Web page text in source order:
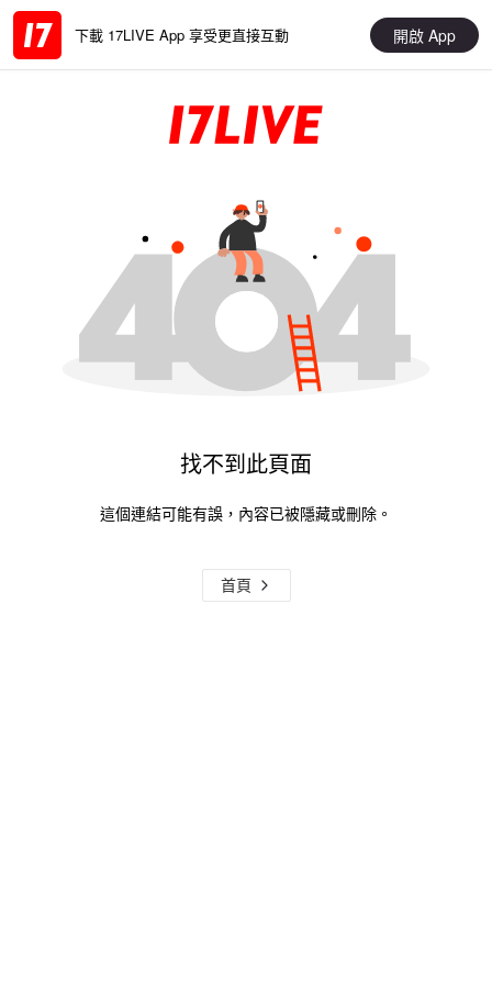
下載 17LIVE App 享受更直接互動 開啟 App
找不到此頁面
這個連結可能有誤，內容已被隱藏或刪除。
首頁